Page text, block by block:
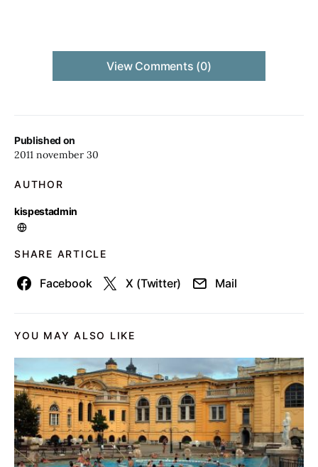
Published on
2011 november 30
AUTHOR
kispestadmin
SHARE ARTICLE
Facebook X (Twitter) Mail
View Comments (0)
YOU MAY ALSO LIKE